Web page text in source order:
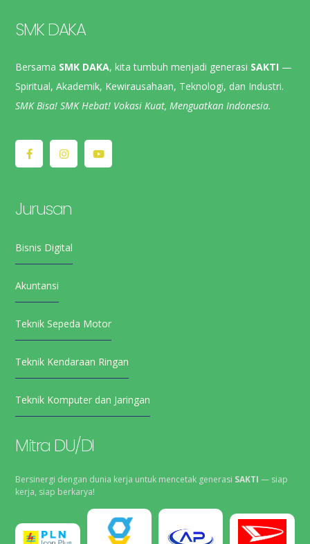
SMK DAKA
Bersama SMK DAKA, kita tumbuh menjadi generasi SAKTI —
Spiritual, Akademik, Kewirausahaan, Teknologi, dan Industri.
SMK Bisa! SMK Hebat! Vokasi Kuat, Menguatkan Indonesia.
Jurusan
Bisnis Digital
Akuntansi
Teknik Sepeda Motor
Teknik Kendaraan Ringan
Teknik Komputer dan Jaringan
Mitra DU/DI
Bersinergi dengan dunia kerja untuk mencetak generasi SAKTI — siap
kerja, siap berkarya!